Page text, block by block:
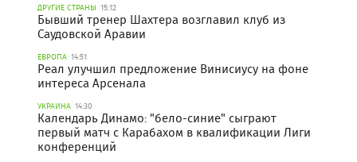
ДРУГИЕ СТРАНЫ 15:12
Бывший тренер Шахтера возглавил клуб из
Саудовской Аравии
ЕВРОПА 14:51
Реал улучшил предложение Винисиусу на фоне
интереса Арсенала
УКРАИНА 14:30
Календарь Динамо: "бело-синие" сыграют
первый матч с Карабахом в квалификации Лиги
конференций